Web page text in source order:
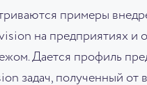
примеры
на предприятиях и
Дается профиль
задач, полученный от